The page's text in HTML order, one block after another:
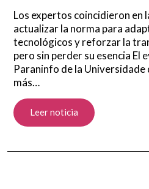
Los expertos coincidieron en
actualizar la norma para
tecnológicos y reforzar la
pero sin perder su esencia El
Paraninfo de la Universidade
más…
Leer noticia